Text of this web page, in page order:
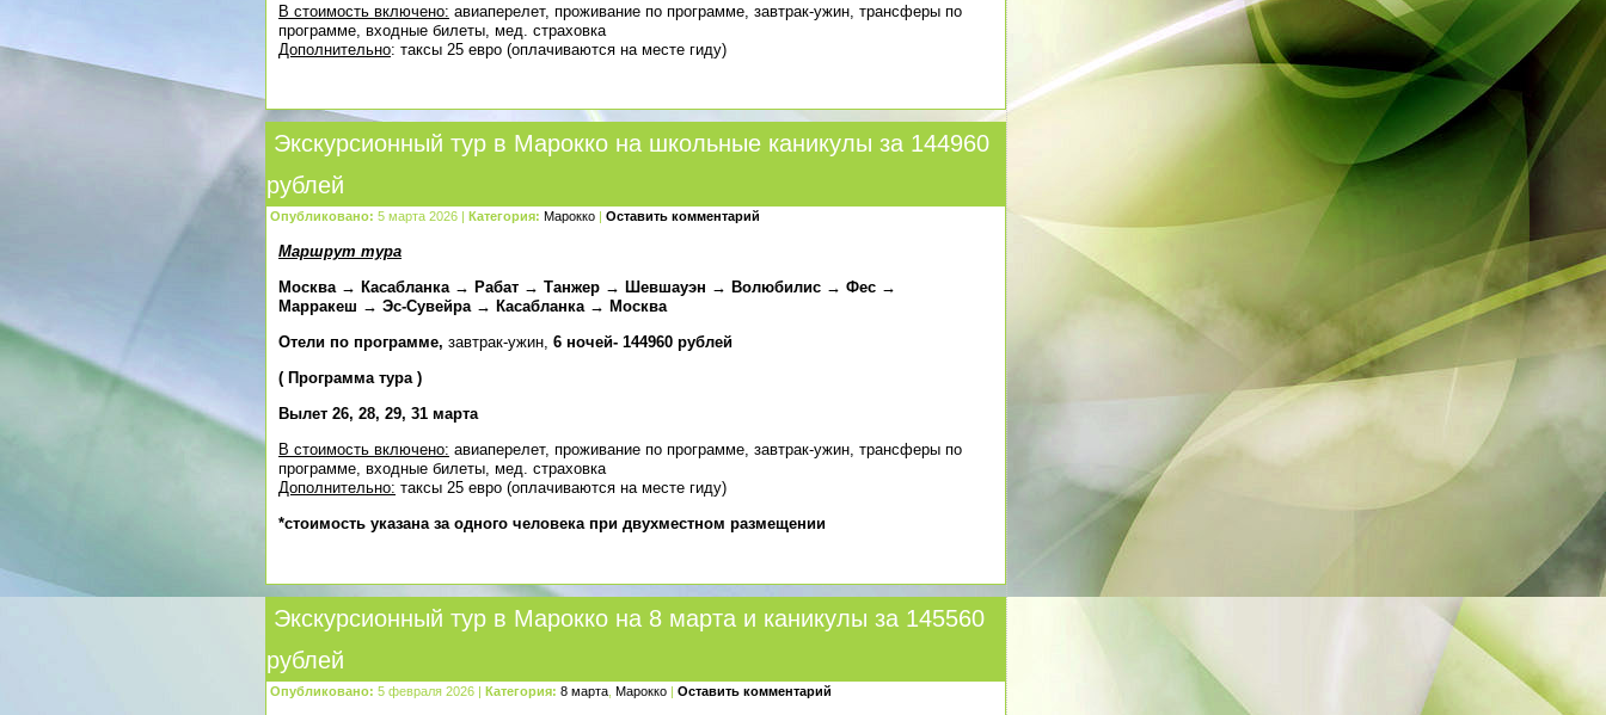
В стоимость включено: авиаперелет, проживание по программе, завтрак-ужин, трансферы по
программе, входные билеты, мед. cтраховка
Дополнительно: таксы 25 евро (оплачиваются на месте гиду)
Экскурсионный тур в Марокко на школьные каникулы за 144960
рублей
Опубликовано: 5 марта 2026 | Категория: Марокко | Оставить комментарий
Маршрут тура
Москва → Касабланка → Рабат → Танжер → Шевшауэн → Волюбилис → Фес →
Марракеш → Эс-Сувейра → Касабланка → Москва
Отели по программе, завтрак-ужин, 6 ночей- 144960 рублей
( Программа тура)
Вылет 26, 28, 29, 31 марта
В стоимость включено: авиаперелет, проживание по программе, завтрак-ужин, трансферы по
программе, входные билеты, мед. cтраховка
Дополнительно: таксы 25 евро (оплачиваются на месте гиду)
*стоимость указана за одного человека при двухместном размещении
Экскурсионный тур в Марокко на 8 марта и каникулы за 145560
рублей
Опубликовано: 5 февраля 2026 | Категория: 8 марта Марокко | Оставить комментарий